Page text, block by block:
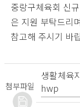
중랑구체육회 신
은 지원 부탁드리
참고해 주시기 바
첨부파일
생활체육
hwp